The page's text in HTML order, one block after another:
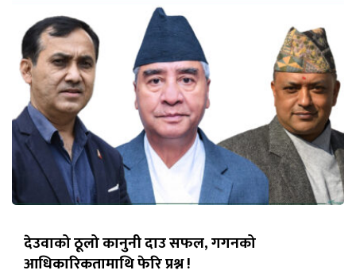
देउवाको ठूलो कानुनी दाउ सफल, गगनको
आधिकारिकतामाथि फेरि प्रश्न !